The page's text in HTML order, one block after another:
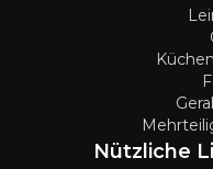
Nützliche